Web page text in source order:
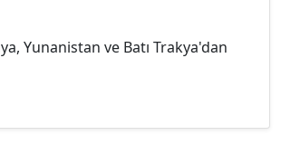
Yunanistan ve Batı Trakya'dan